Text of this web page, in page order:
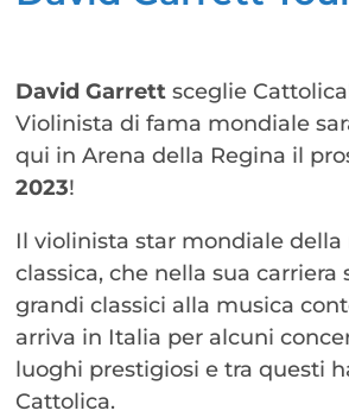
David Garrett sceglie
Violinista di fama mondiale
qui in Arena della Regina il
2023!
Il violinista star mondiale della
classica, che nella sua carriera
grandi classici alla musica
arriva in Italia per alcuni
luoghi prestigiosi e tra questi
Cattolica.